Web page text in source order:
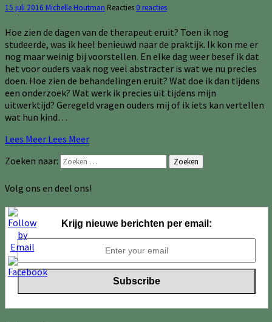
15 juli 2016 Michelle Houtman Reacties 0 reacties
Hoe zien de dagen van de therapeut eruit? Toen ik nog
studeerde, was ik heel benieuwd naar de praktijk. Ik kon me er
nog maar weinig bij voorstellen. En elke dag weer besef ik dat
het voor ouders vaak nog veel abstracter is wat we nu precies
doen. Hoe zien de behandelingen eruit? Wat doe ik dan tijdens
een onderzoek? Wat werk ik precies uit tijdens mijn
uitwerktijd? Geregeld vragen ouders mij of ik iets kan vertellen
wat hun kind…
Lees Meer Lees Meer
Zoeken naar:
Zoeken
Volg ons en deel ons!
Krijg nieuwe berichten per email: